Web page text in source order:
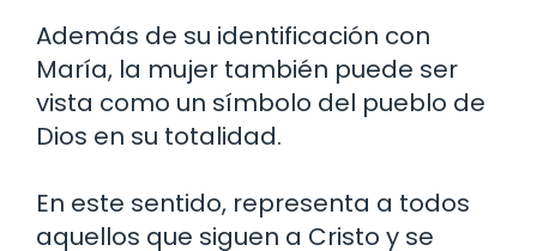
Además de su identificación con
María, la mujer también puede ser
vista como un símbolo del pueblo de
Dios en su totalidad.
En este sentido, representa a todos
aquellos que siguen a Cristo y se